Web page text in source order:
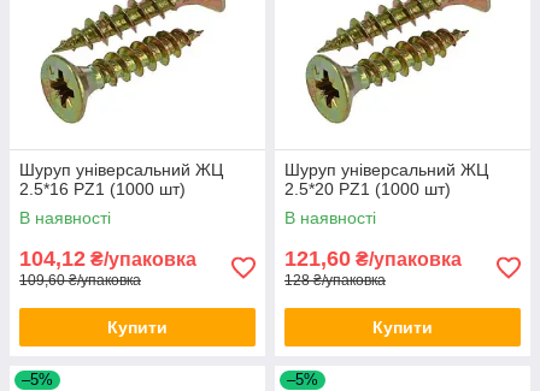
Шуруп універсальний ЖЦ
2.5*16 PZ1 (1000 шт)
В наявності
104,12 ₴/упаковка
109,60 ₴/упаковка
Купити
Шуруп універсальний ЖЦ
2.5*20 PZ1 (1000 шт)
В наявності
121,60 ₴/упаковка
128 ₴/упаковка
Купити
–5% –5%